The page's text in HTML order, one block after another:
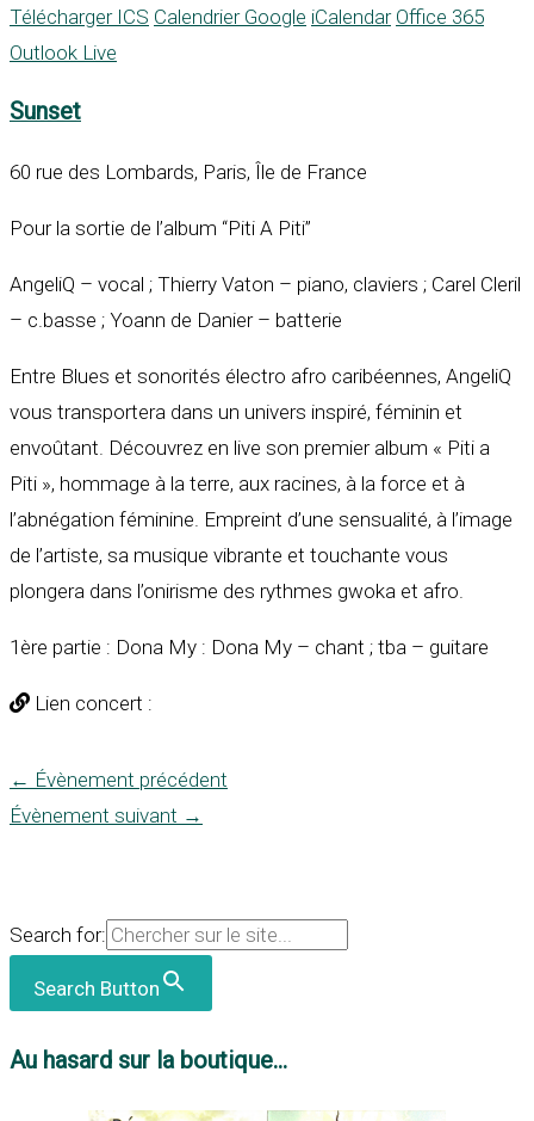
Télécharger ICS Calendrier Google iCalendar Office 365
Outlook Live
Sunset
60 rue des Lombards, Paris, Île de France
Pour la sortie de l’album “Piti A Piti”
AngeliQ – vocal ; Thierry Vaton – piano, claviers ; Carel Cleril
– c.basse ; Yoann de Danier – batterie
Entre Blues et sonorités électro afro caribéennes, AngeliQ
vous transportera dans un univers inspiré, féminin et
envoûtant. Découvrez en live son premier album « Piti a
Piti », hommage à la terre, aux racines, à la force et à
l’abnégation féminine. Empreint d’une sensualité, à l’image
de l’artiste, sa musique vibrante et touchante vous
plongera dans l’onirisme des rythmes gwoka et afro.
1ère partie : Dona My : Dona My – chant ; tba – guitare
Lien concert :
← Évènement précédent
Évènement suivant →
Search for:
Search Button
Au hasard sur la boutique...